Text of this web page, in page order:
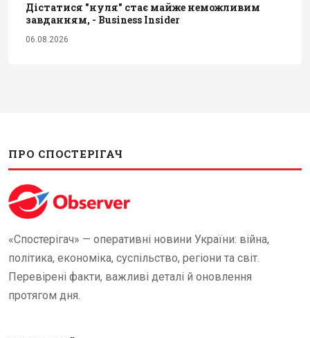
Дістатися "нуля" стає майже неможливим
завданням, - Business Insider
06.08.2026
ПРО СПОСТЕРІГАЧ
«Спостерігач» — оперативні новини України: війна,
політика, економіка, суспільство, регіони та світ.
Перевірені факти, важливі деталі й оновлення
протягом дня.